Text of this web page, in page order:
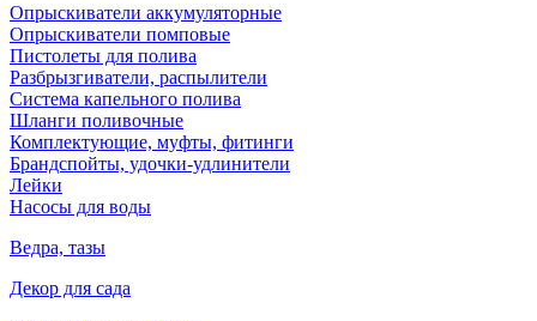
Опрыскиватели аккумуляторные
Опрыскиватели помповые
Пистолеты для полива
Разбрызгиватели, распылители
Система капельного полива
Шланги поливочные
Комплектующие, муфты, фитинги
Брандспойты, удочки-удлинители
Лейки
Насосы для воды
Ведра, тазы
Декор для сада